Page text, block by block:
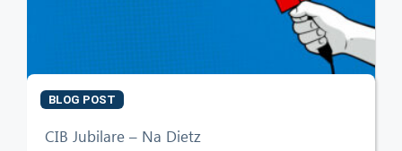
BLOG POST
CIB Jubilare – Na Dietz